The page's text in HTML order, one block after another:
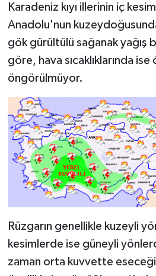
Karadeniz kıyı illerinin iç
Anadolu'nun
gök gürültülü sağanak yağış
göre, hava sıcaklıklarında
öngörülmüyor.
Rüzgarın genellikle kuzeyli
kesimlerde ise güneyli
zaman orta kuvvette